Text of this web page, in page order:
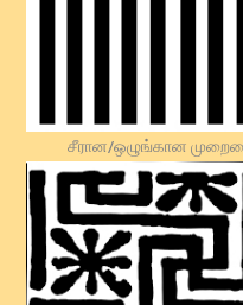
சீரான/ஒழுங்கான